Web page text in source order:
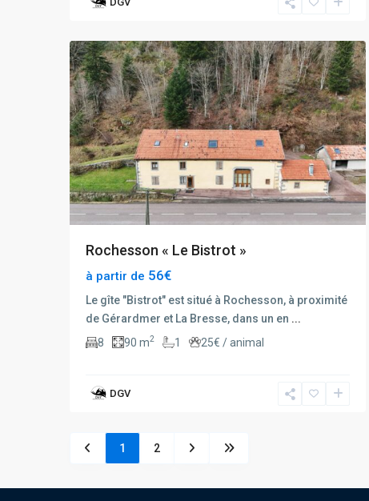
Rochesson « Le Bistrot »
à partir de 56€
Le gîte "Bistrot" est situé à Rochesson, à proximité
de Gérardmer et La Bresse, dans un en ...
8
90 m2 1 25€ / animal
DGV
1 2